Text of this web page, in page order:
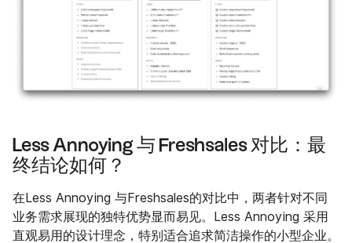
Less Annoying 与 Freshsales 对比：最
终结论如何？
在Less Annoying 与Freshsales的对比中，两者针对不同
业务需求展现的独特优势显而易见。Less Annoying 采用
直观易用的设计理念，特别适合追求简洁操作的小型企业。